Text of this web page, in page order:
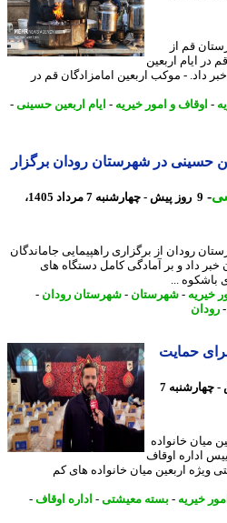
قم از
در ایام اربعین
- موکب اربعین امامزادگان قم در
اوقاف و امور خیریه- ایام اربعین حسینی-
در شهرستان رودان برگزار
9 روز پیش - چهارشنبه 7 مرداد 1405،
از برگزاری راهپیمایی جاماندگان
و بر آمادگی کامل دستگاه های
...
- شهرستان-شهرستان رودان-
حمایت
9 روز پیش - چهارشنبه 7
میان خانواده
اوقاف
معیشتی ویژه اربعین میان خانواده های کم
- بسته معیشتی-اداره اوقاف-